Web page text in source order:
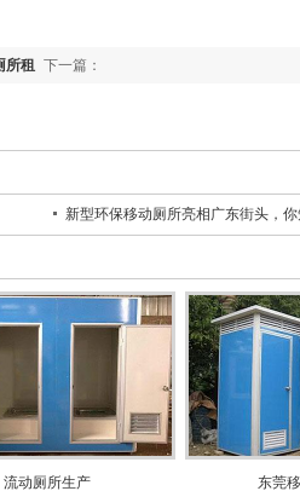
下一篇：
所租
流动厕所生产 东莞